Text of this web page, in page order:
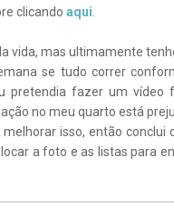
clicando aqui
vida, mas ultimamente
se tudo correr
pretendia fazer um vídeo
no meu quarto está
isso, então conclui
a foto e as listas para